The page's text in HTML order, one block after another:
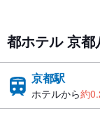
都ホテル 京
京都駅
ホテルから約